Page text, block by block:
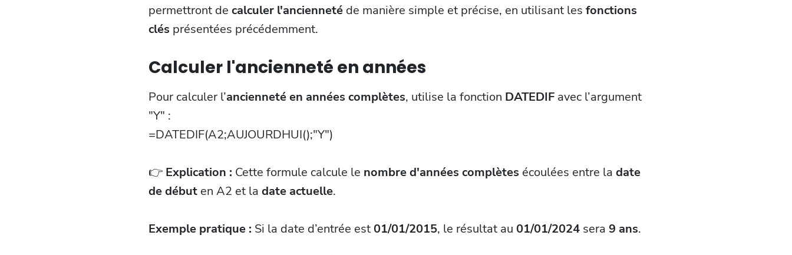
permettront de calculer l'ancienneté de manière simple et précise, en utilisant les fonctions
clés présentées précédemment.
Calculer l'ancienneté en années
Pour calculer l’ancienneté en années complètes, utilise la fonction DATEDIF avec l’argument
"Y" :
=DATEDIF(A2;AUJOURDHUI();"Y")
👉 Explication : Cette formule calcule le nombre d'années complètes écoulées entre la date
de début en A2 et la date actuelle.
Exemple pratique : Si la date d’entrée est01/01/2015, le résultat au 01/01/2024 sera 9 ans.